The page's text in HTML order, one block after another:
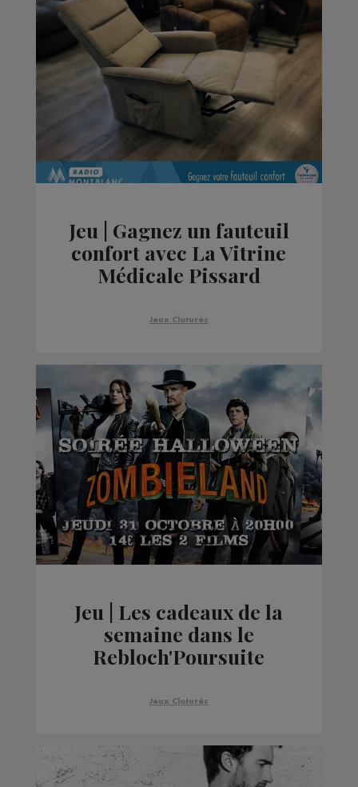
Jeu | Gagnez un fauteuil
confort avec La Vitrine
Médicale Pissard
Jeux Cloturés
Jeu | Les cadeaux de la
semaine dans le
Rebloch'Poursuite
Jeux Cloturés